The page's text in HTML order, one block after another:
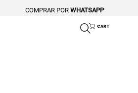
CART
COMPRAR POR WHATSAPP